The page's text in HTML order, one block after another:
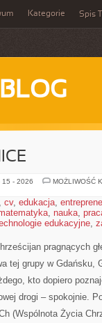
Kategorie Spis
15 - 2026
MOŻLIWOŚĆ
cv, edukacja,
, nauka,
edukacyjne,
pragnących
tej grupy w Gdańsku,
kto dopiero
drogi – spokojnie.
(Wspólnota Życia